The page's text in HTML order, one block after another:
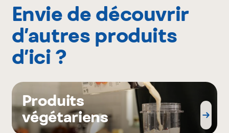
Envie de découvrir
d’autres produits
d’ici ?
Produits
végétariens